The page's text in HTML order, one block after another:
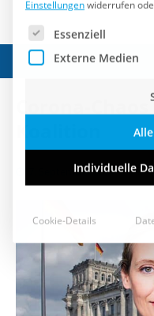
Corona-
7. September 2021